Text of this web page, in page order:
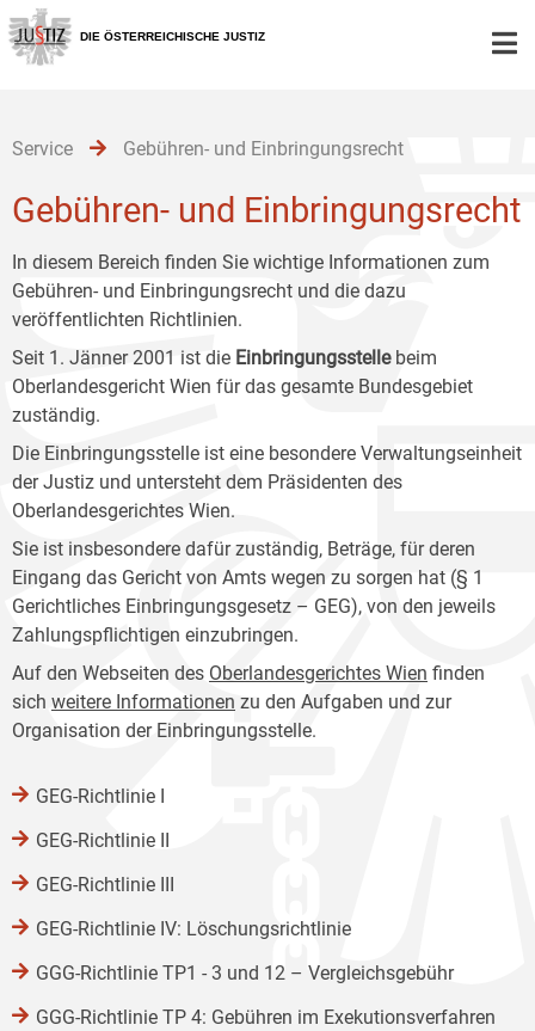
Zur
Hauptnavigation
[1]
Zum
Inhalt
[2]
Zum
Untermenü
[3]
DIE ÖSTERREICHISCHE JUSTIZ
Service Gebühren- und Einbringungsrecht
Gebühren- und Einbringungsrecht
In diesem Bereich finden Sie wichtige Informationen zum
Gebühren- und Einbringungsrecht und die dazu
veröffentlichten Richtlinien.
Seit 1. Jänner 2001 ist die Einbringungsstelle beim
Oberlandesgericht Wien für das gesamte Bundesgebiet
zuständig.
Die Einbringungsstelle ist eine besondere Verwaltungseinheit
der Justiz und untersteht dem Präsidenten des
Oberlandesgerichtes Wien.
Sie ist insbesondere dafür zuständig, Beträge, für deren
Eingang das Gericht von Amts wegen zu sorgen hat (§ 1
Gerichtliches Einbringungsgesetz – GEG), von den jeweils
Zahlungspflichtigen einzubringen.
Auf den Webseiten des Oberlandesgerichtes Wien finden
sich weitere Informationen zu den Aufgaben und zur
Organisation der Einbringungsstelle.
GEG-Richtlinie I
GEG-Richtlinie II
GEG-Richtlinie III
GEG-Richtlinie IV: Löschungsrichtlinie
GGG-Richtlinie TP1 - 3 und 12 – Vergleichsgebühr
GGG-Richtlinie TP 4: Gebühren im Exekutionsverfahren